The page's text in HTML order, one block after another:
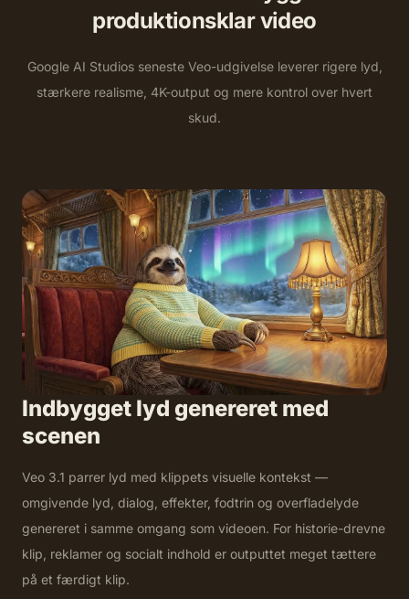
produktionsklar video
Google AI Studios seneste Veo-udgivelse leverer rigere lyd,
stærkere realisme, 4K-output og mere kontrol over hvert
skud.
Indbygget lyd genereret med
scenen
Veo 3.1 parrer lyd med klippets visuelle kontekst —
omgivende lyd, dialog, effekter, fodtrin og overfladelyde
genereret i samme omgang som videoen. For historie-drevne
klip, reklamer og socialt indhold er outputtet meget tættere
på et færdigt klip.